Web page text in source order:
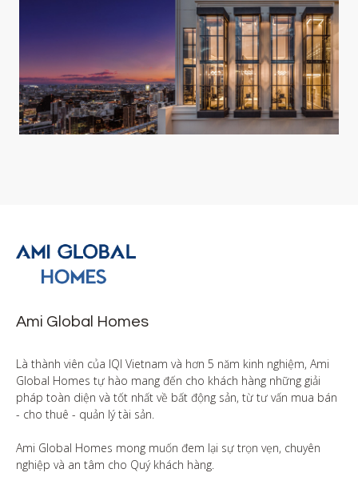
Ami Global Homes
Là thành viên của IQI Vietnam và hơn 5 năm kinh nghiệm, Ami
Global Homes tự hào mang đến cho khách hàng những giải
pháp toàn diện và tốt nhất về bất động sản, từ tư vấn mua bán
- cho thuê - quản lý tài sản.
Ami Global Homes mong muốn đem lại sự trọn vẹn, chuyên
nghiệp và an tâm cho Quý khách hàng.